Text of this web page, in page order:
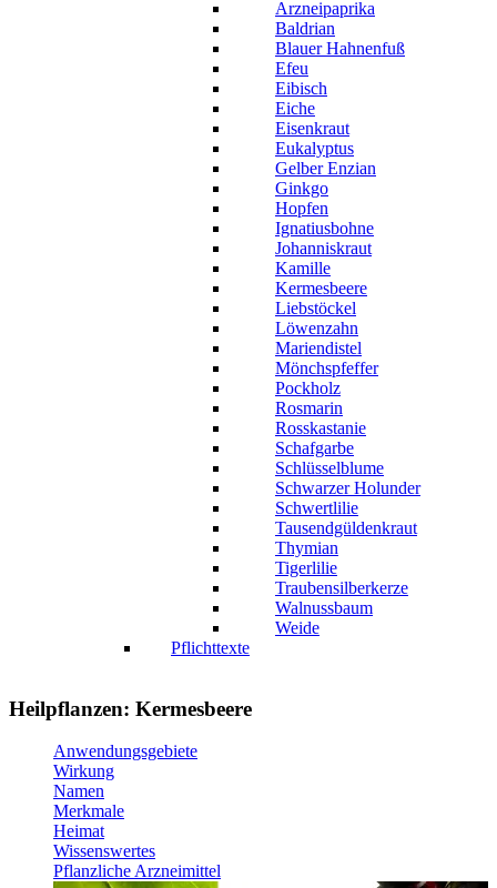
Arzneipaprika
Baldrian
Blauer Hahnenfuß
Efeu
Eibisch
Eiche
Eisenkraut
Eukalyptus
Gelber Enzian
Ginkgo
Hopfen
Ignatiusbohne
Johanniskraut
Kamille
Kermesbeere
Liebstöckel
Löwenzahn
Mariendistel
Mönchspfeffer
Pockholz
Rosmarin
Rosskastanie
Schafgarbe
Schlüsselblume
Schwarzer Holunder
Schwertlilie
Tausendgüldenkraut
Thymian
Tigerlilie
Traubensilberkerze
Walnussbaum
Weide
Pflichttexte
Heilpflanzen: Kermesbeere
Anwendungsgebiete
Wirkung
Namen
Merkmale
Heimat
Wissenswertes
Pflanzliche Arzneimittel